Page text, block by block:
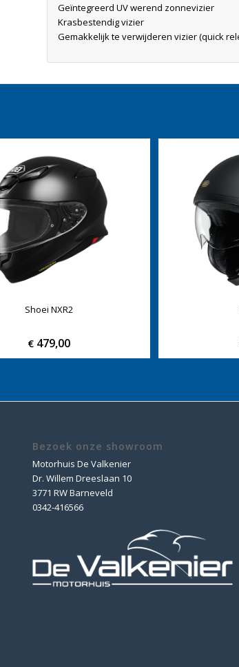
Geïntegreerd UV werend zonnevizier
Krasbestendig vizier
Gemakkelijk te verwijderen vizier (quick
Shoei NXR2
€ 479,00
Bezoek onze showroom
Motorhuis De Valkenier
Dr. Willem Dreeslaan 10
3771 RW Barneveld
0342-416566